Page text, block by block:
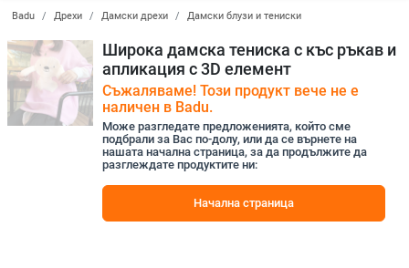
Badu Дрехи Дамски дрехи Дамски блузи и тениски
Широка дамска тениска с къс ръкав и
апликация с 3D елемент
Съжаляваме! Този продукт вече не е
наличен в Badu.
Може разгледате предложенията, който сме
подбрали за Вас по-долу, или да се върнете на
нашата начална страница, за да продължите да
разглеждате продуктите ни:
Начална страница